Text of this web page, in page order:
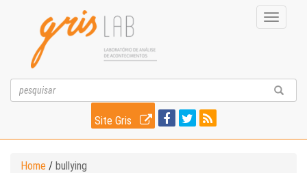
Toggle
Site Gris
Home / bullying